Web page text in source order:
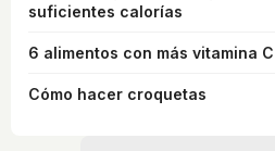
suficientes calorías
6 alimentos con más vitamina
Cómo hacer croquetas